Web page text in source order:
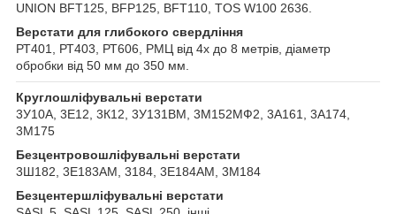
UNION BFT125, BFP125, BFT110, TOS W100 2636.
Верстати для глибокого свердління
РТ401, РТ403, РТ606, РМЦ від 4х до 8 метрів, діаметр
обробки від 50 мм до 350 мм.
Круглошліфувальні верстати
3У10А, 3Е12, 3К12, 3У131ВМ, 3М152МФ2, 3А161, 3А174,
3М175
Безцентровошліфувальні верстати
3Ш182, 3Е183АМ, 3184, 3Е184АМ, 3М184
Безцентершліфувальні верстати